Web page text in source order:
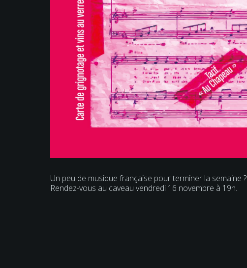
Un peu de musique française pour terminer la semaine ?
Rendez-vous au caveau vendredi 16 novembre à 19h.